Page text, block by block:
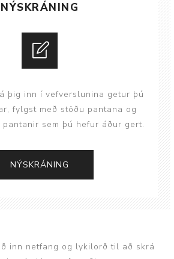
NÝSKRÁNING
þig inn í vefverslunina getur þú
fylgst með stöðu pantana og
sem þú hefur áður gert.
inn netfang og lykilorð til að skrá